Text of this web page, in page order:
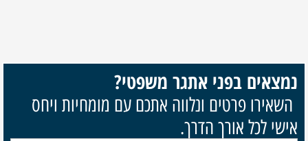
נמצאים בפני אתגר משפטי?
השאירו פרטים ונלווה אתכם עם מומחיות ויחס
אישי לכל אורך הדרך.